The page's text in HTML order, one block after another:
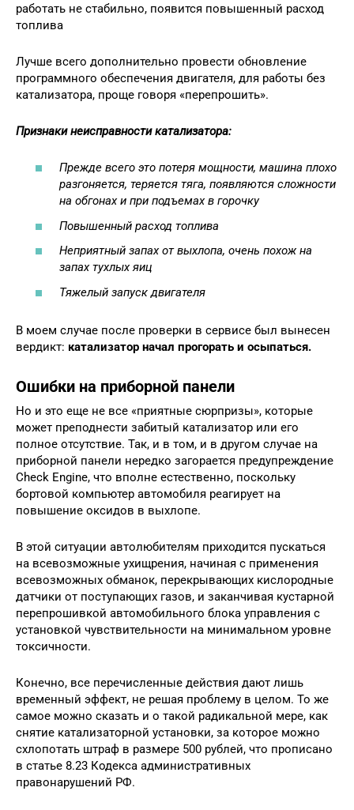
работать не стабильно, появится повышенный расход
топлива
Лучше всего дополнительно провести обновление
программного обеспечения двигателя, для работы без
катализатора, проще говоря «перепрошить».
Признаки неисправности катализатора:
Прежде всего это потеря мощности, машина плохо
разгоняется, теряется тяга, появляются сложности
на обгонах и при подъемах в горочку
Повышенный расход топлива
Неприятный запах от выхлопа, очень похож на
запах тухлых яиц
Тяжелый запуск двигателя
В моем случае после проверки в сервисе был вынесен
вердикт: катализатор начал прогорать и осыпаться.
Ошибки на приборной панели
Но и это еще не все «приятные сюрпризы», которые
может преподнести забитый катализатор или его
полное отсутствие. Так, и в том, и в другом случае на
приборной панели нередко загорается предупреждение
Check Engine, что вполне естественно, поскольку
бортовой компьютер автомобиля реагирует на
повышение оксидов в выхлопе.
В этой ситуации автолюбителям приходится пускаться
на всевозможные ухищрения, начиная с применения
всевозможных обманок, перекрывающих кислородные
датчики от поступающих газов, и заканчивая кустарной
перепрошивкой автомобильного блока управления с
установкой чувствительности на минимальном уровне
токсичности.
Конечно, все перечисленные действия дают лишь
временный эффект, не решая проблему в целом. То же
самое можно сказать и о такой радикальной мере, как
снятие катализаторной установки, за которое можно
схлопотать штраф в размере 500 рублей, что прописано
в статье 8.23 Кодекса административных
правонарушений РФ.